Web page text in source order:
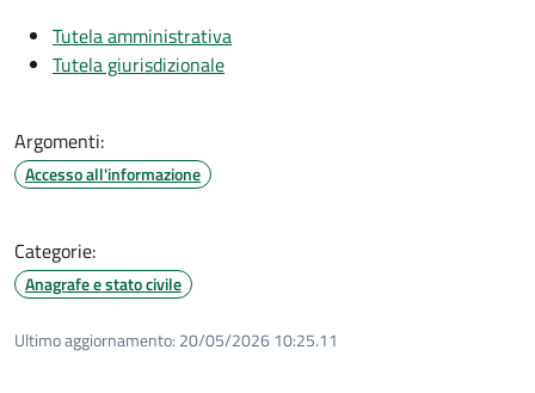
Tutela amministrativa
Tutela giurisdizionale
Argomenti:
Accesso all'informazione
Categorie:
Anagrafe e stato civile
Ultimo aggiornamento: 20/05/2026 10:25.11